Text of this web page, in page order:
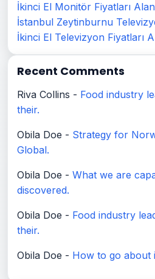
İkinci El Monitör Fiyatları
İstanbul Zeytinburnu
İkinci El Televizyon Fiyatları
Recent Comments
Riva Collins - Food industry
their.
Obila Doe - Strategy for
Global.
Obila Doe - What we are
discovered.
Obila Doe - Food industry
their.
Obila Doe - How to go about